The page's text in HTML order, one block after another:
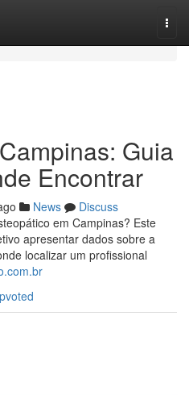
Guia
Encontrar
News
Discuss
em Campinas? Este
apresentar dados sobre a
localizar um profissional